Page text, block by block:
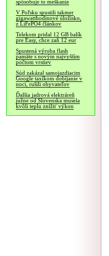
spôsobuje to meškanie
V Poľsku spustili takmer
gigawatthodinové úložisko,
z LiFePO4 článkov
Telekom pridal 12 GB balík
pre Easy, chce zaň 12 eur
Spustená výroba flash
pamäte s novým najvyšším
počtom vrstiev
Súd zakázal samojazdiacim
Google taxíkom dobíjanie v
noci, rušili obyvateľov
Ďalšia jadrová elektráreň
južne od Slovenska musela
kvôli teplu znížiť výkon